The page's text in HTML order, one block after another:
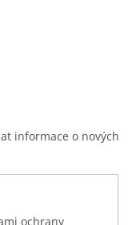
informace o nových
ochrany